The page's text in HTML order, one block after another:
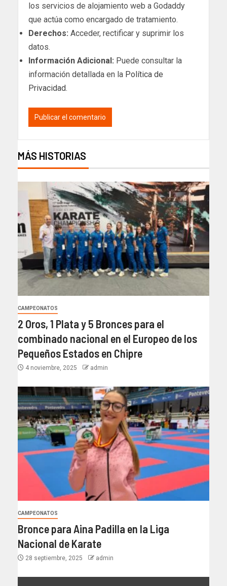
los servicios de alojamiento web a Godaddy
que actúa como encargado de tratamiento.
Derechos: Acceder, rectificar y suprimir los
datos.
Información Adicional: Puede consultar la
información detallada en la Política de
Privacidad.
MÁS HISTORIAS
CAMPEONATOS
2 Oros, 1 Plata y 5 Bronces para el
combinado nacional en el Europeo de los
Pequeños Estados en Chipre
4 noviembre, 2025 admin
CAMPEONATOS
Bronce para Aina Padilla en la Liga
Nacional de Karate
28 septiembre, 2025 admin